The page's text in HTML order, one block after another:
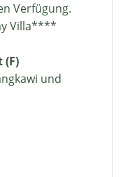
Verfügung.
Villa****
(F)
und